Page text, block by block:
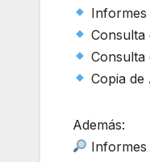
Informes
Consulta
Consulta
Copia de
Además:
Informes